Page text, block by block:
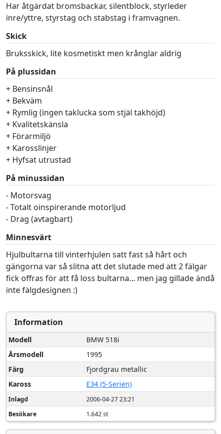
Har åtgärdat bromsbackar, silentblock, styrleder
inre/yttre, styrstag och stabstag i framvagnen.
Skick
Bruksskick, lite kosmetiskt men krånglar aldrig
På plussidan
+ Bensinsnål
+ Bekväm
+ Rymlig (ingen taklucka som stjäl takhöjd)
+ Kvalitetskänsla
+ Förarmiljö
+ Karosslinjer
+ Hyfsat utrustad
På minussidan
- Motorsvag
- Totalt oinspirerande motorljud
- Drag (avtagbart)
Minnesvärt
Hjulbultarna till vinterhjulen satt fast så hårt och
gängorna var så slitna att det slutade med att 2 fälgar
fick offras för att få loss bultarna... men jag gillade ändå
inte fälgdesignen :)
Information
Modell
BMW 518i
Årsmodell
1995
Färg
Fjordgrau metallic
Kaross
E34 (5-Serien)
Inlagd
2006-04-27 23:21
Besökare
1.642 st